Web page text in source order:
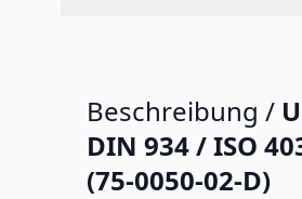
Beschreibung /
DIN 934 / ISO
(75-0050-02-D)